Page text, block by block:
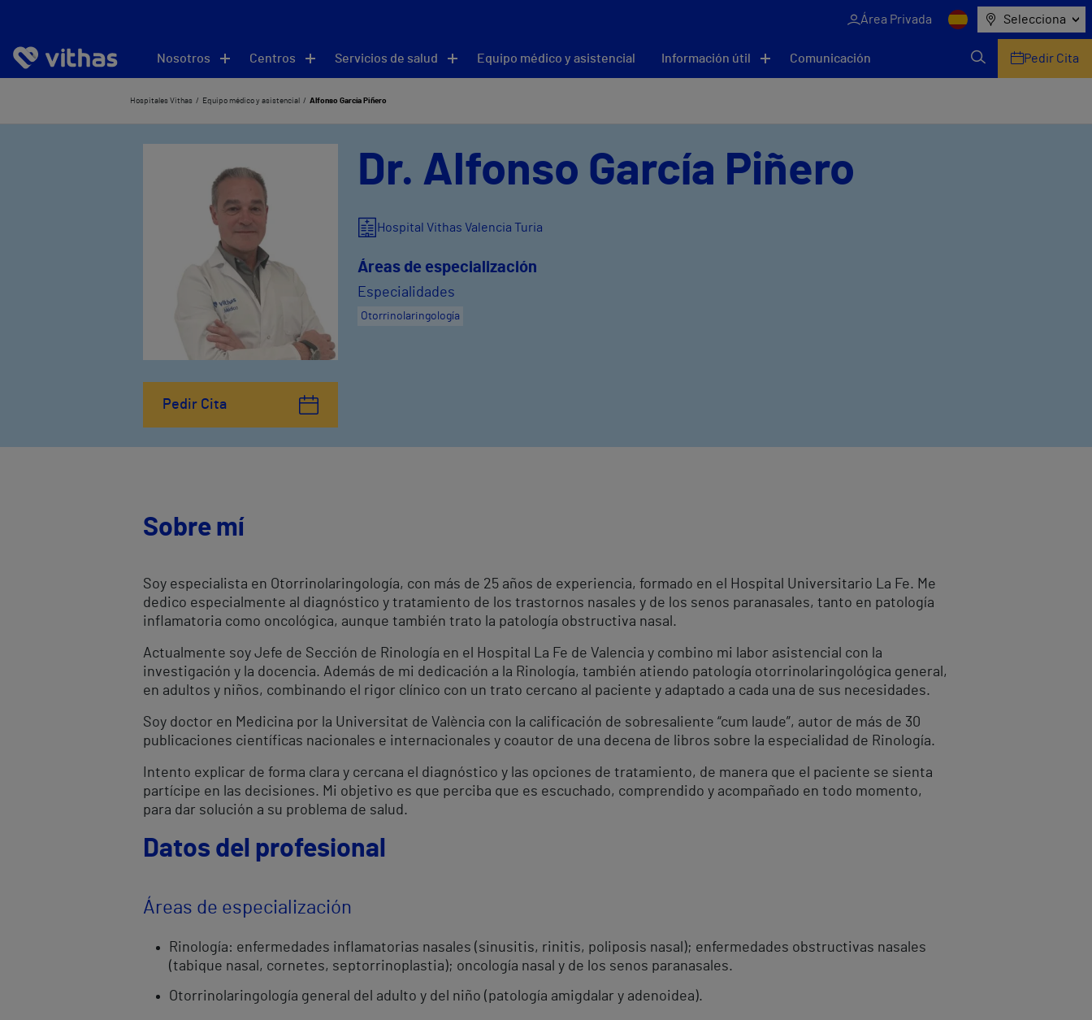
Área Privada Selecciona
Nosotros Centros Servicios de salud Equipo médico y asistencial Información útil Comunicación Pedir Cita
Hospitales Vithas Equipo médico y asistencial Alfonso García Piñero
Pedir Cita
Dr. Alfonso García Piñero
Hospital Vithas Valencia Turia
Áreas de especialización
Especialidades
Otorrinolaringología
Sobre mí
Soy especialista en Otorrinolaringología, con más de 25 años de experiencia, formado en el Hospital Universitario La Fe. Me
dedico especialmente al diagnóstico y tratamiento de los trastornos nasales y de los senos paranasales, tanto en patología
inflamatoria como oncológica, aunque también trato la patología obstructiva nasal.
Actualmente soy Jefe de Sección de Rinología en el Hospital La Fe de Valencia y combino mi labor asistencial con la
investigación y la docencia. Además de mi dedicación a la Rinología, también atiendo patología otorrinolaringológica general,
en adultos y niños, combinando el rigor clínico con un trato cercano al paciente y adaptado a cada una de sus necesidades.
Soy doctor en Medicina por la Universitat de València con la calificación de sobresaliente “cum laude”, autor de más de 30
publicaciones científicas nacionales e internacionales y coautor de una decena de libros sobre la especialidad de Rinología.
Intento explicar de forma clara y cercana el diagnóstico y las opciones de tratamiento, de manera que el paciente se sienta
partícipe en las decisiones. Mi objetivo es que perciba que es escuchado, comprendido y acompañado en todo momento,
para dar solución a su problema de salud.
Datos del profesional
Áreas de especialización
Rinología: enfermedades inflamatorias nasales (sinusitis, rinitis, poliposis nasal); enfermedades obstructivas nasales
(tabique nasal, cornetes, septorrinoplastia); oncología nasal y de los senos paranasales.
Otorrinolaringología general del adulto y del niño (patología amigdalar y adenoidea).